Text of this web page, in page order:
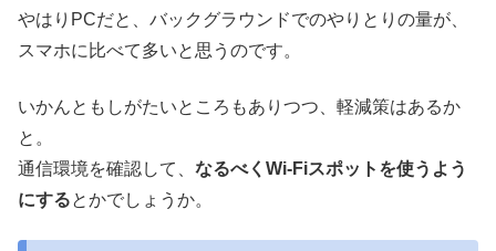
やはりPCだと、バックグラウンドでのやりとりの量が、
スマホに比べて多いと思うのです。
いかんともしがたいところもありつつ、軽減策はあるか
と。
通信環境を確認して、 なるべくWi-Fiスポットを使うよう
にするとかでしょうか。